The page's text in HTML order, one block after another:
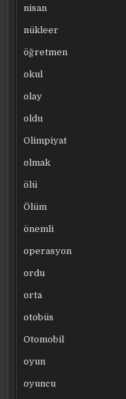
nisan
nükleer
öğretmen
okul
olay
oldu
Olimpiyat
olmak
ölü
Ölüm
önemli
operasyon
ordu
orta
otobüs
Otomobil
oyun
oyuncu